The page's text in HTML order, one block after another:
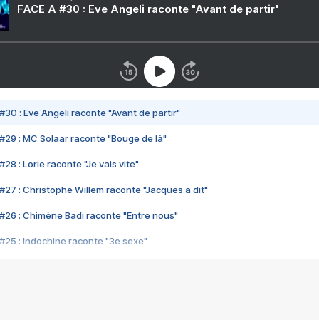
FACE A #30 : Eve Angeli raconte "Avant de partir"
#30 : Eve Angeli raconte "Avant de partir"
#29 : MC Solaar raconte "Bouge de là"
#28 : Lorie raconte "Je vais vite"
#27 : Christophe Willem raconte "Jacques a dit"
#26 : Chimène Badi raconte "Entre nous"
#25 : Indochine raconte "3e sexe"